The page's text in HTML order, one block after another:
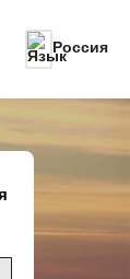
Россия